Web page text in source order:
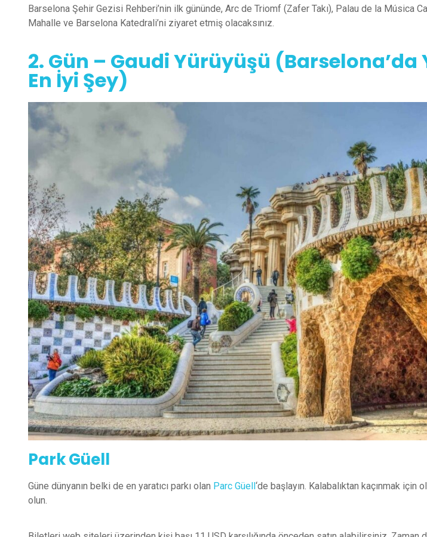
Barselona Şehir Gezisi Rehberi’nin ilk gününde, Arc de Triomf (Zafer Takı), Palau de la Música
Mahalle ve Barselona Katedrali’ni ziyaret etmiş olacaksınız.
2. Gün – Gaudi Yürüyüşü (Barselona’da
En İyi Şey)
Park Güell
Güne dünyanın belki de en yaratıcı parkı olan Parc Güell‘de başlayın. Kalabalıktan kaçınmak
olun.